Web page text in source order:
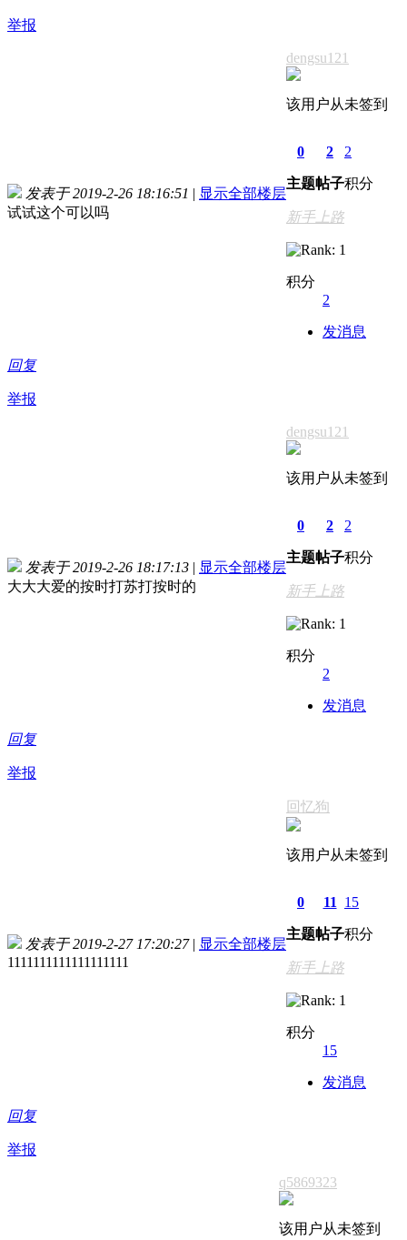
举报
发表于 2019-2-26 18:16:51 | 显示全部楼层
试试这个可以吗
dengsu121
该用户从未签到
0
主题
2
帖子
2
积分
新手上路
积分
2
发消息
回复
举报
发表于 2019-2-26 18:17:13 | 显示全部楼层
大大大爱的按时打苏打按时的
dengsu121
该用户从未签到
0
主题
2
帖子
2
积分
新手上路
积分
2
发消息
回复
举报
发表于 2019-2-27 17:20:27 | 显示全部楼层
1111111111111111111
回忆狗
该用户从未签到
0
主题
11
帖子
15
积分
新手上路
积分
15
发消息
回复
举报
q5869323
该用户从未签到